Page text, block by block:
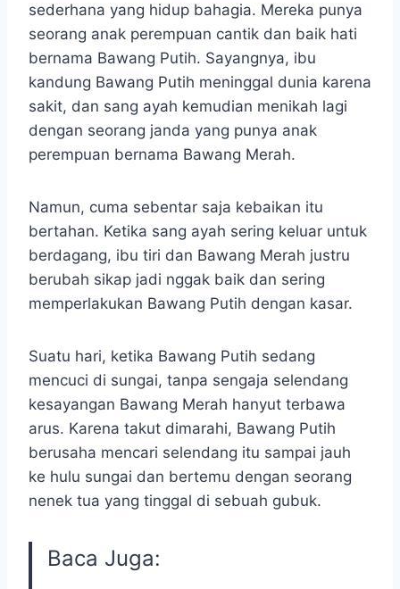
sederhana yang hidup bahagia. Mereka punya
seorang anak perempuan cantik dan baik hati
bernama Bawang Putih. Sayangnya, ibu
kandung Bawang Putih meninggal dunia karena
sakit, dan sang ayah kemudian menikah lagi
dengan seorang janda yang punya anak
perempuan bernama Bawang Merah.
Namun, cuma sebentar saja kebaikan itu
bertahan. Ketika sang ayah sering keluar untuk
berdagang, ibu tiri dan Bawang Merah justru
berubah sikap jadi nggak baik dan sering
memperlakukan Bawang Putih dengan kasar.
Suatu hari, ketika Bawang Putih sedang
mencuci di sungai, tanpa sengaja selendang
kesayangan Bawang Merah hanyut terbawa
arus. Karena takut dimarahi, Bawang Putih
berusaha mencari selendang itu sampai jauh
ke hulu sungai dan bertemu dengan seorang
nenek tua yang tinggal di sebuah gubuk.
Baca Juga: